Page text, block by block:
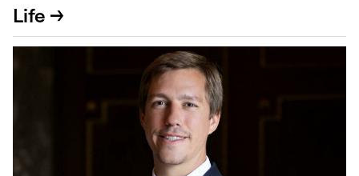
Life →